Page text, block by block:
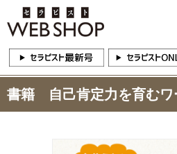
書籍 自己肯定力を育むワ